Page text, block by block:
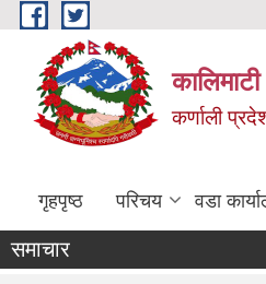
Skip to main content
कर्णाली
गृहपृष्ठ परिचय वडा
समाचार